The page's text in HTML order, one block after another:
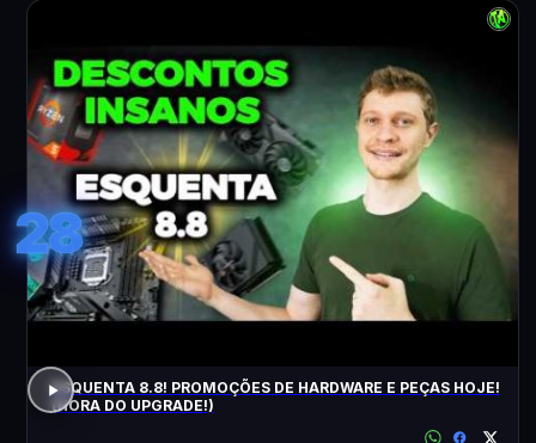
28
ESQUENTA 8.8! PROMOÇÕES DE HARDWARE E PEÇAS HOJE!
(HORA DO UPGRADE!)